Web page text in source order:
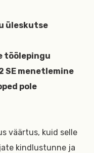
üleskutse
töölepingu
SE menetlemine
pole
väärtus, kuid selle
kindlustunne ja